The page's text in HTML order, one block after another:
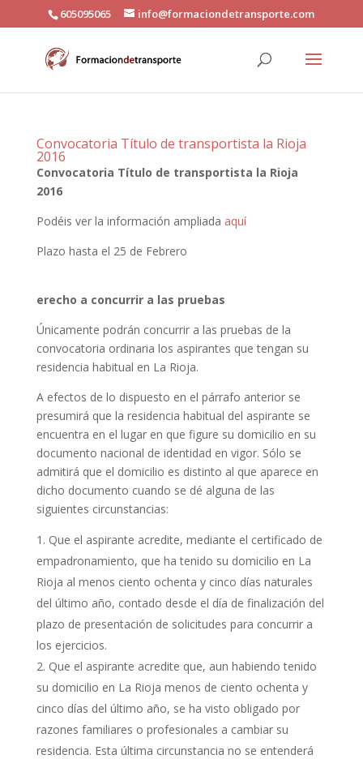
605095065 info@formaciondetransporte.com
Convocatoria Título de transportista la Rioja
2016
Convocatoria Título de transportista la Rioja
2016
Podéis ver la información ampliada aquí
Plazo hasta el 25 de Febrero
erecho a concurrir a las pruebas
Únicamente podrán concurrir a las pruebas de la
convocatoria ordinaria los aspirantes que tengan su
residencia habitual en La Rioja.
A efectos de lo dispuesto en el párrafo anterior se
presumirá que la residencia habitual del aspirante se
encuentra en el lugar en que figure su domicilio en su
documento nacional de identidad en vigor. Sólo se
admitirá que el domicilio es distinto al que aparece en
dicho documento cuando se dé alguna de las
siguientes circunstancias:
Que el aspirante acredite, mediante el certificado de
empadronamiento, que ha tenido su domicilio en La
Rioja al menos ciento ochenta y cinco días naturales
del último año, contado desde el día de finalización del
plazo de presentación de solicitudes para concurrir a
los ejercicios.
Que el aspirante acredite que, aun habiendo tenido
su domicilio en La Rioja menos de ciento ochenta y
cinco días del último año, se ha visto obligado por
razones familiares o profesionales a cambiar su
residencia. Esta última circunstancia no se entenderá